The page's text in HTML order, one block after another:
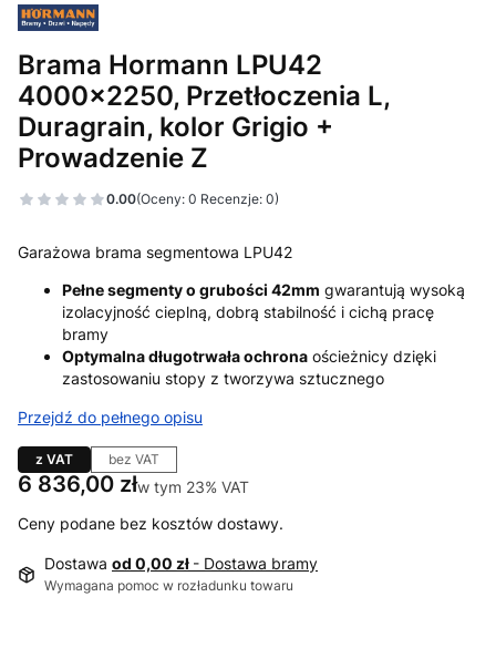
Brama Hormann LPU42
4000x2250, Przetłoczenia L,
Duragrain, kolor Grigio +
Prowadzenie Z
0.00(Oceny: 0 Recenzje: 0)
Garażowa brama segmentowa LPU42
Pełne segmenty o grubości 42mm gwarantują wysoką
izolacyjność cieplną, dobrą stabilność i cichą pracę
bramy
Optymalna długotrwała ochrona ościeżnicy dzięki
zastosowaniu stopy z tworzywa sztucznego
Przejdź do pełnego opisu
z VAT bez VAT
Cena
6 836,00 złw tym 23% VAT
w tym 23% VAT
Ceny podane bez kosztów dostawy.
Dostawa od 0,00 zł - Dostawa bramy
Wymagana pomoc w rozładunku towaru